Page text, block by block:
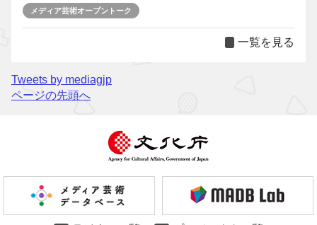
メディア芸術オープントーク
一覧を見る
Tweets by mediagjp
ページの先頭へ